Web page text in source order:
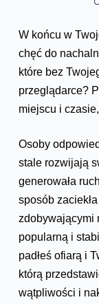
W końcu w
chęć do
które bez
przeglądarce?
miejscu i
Osoby
stale rozwijają
generowała
sposób
zdobywającymi
popularną i
padłeś ofiarą i
którą
wątpliwości i